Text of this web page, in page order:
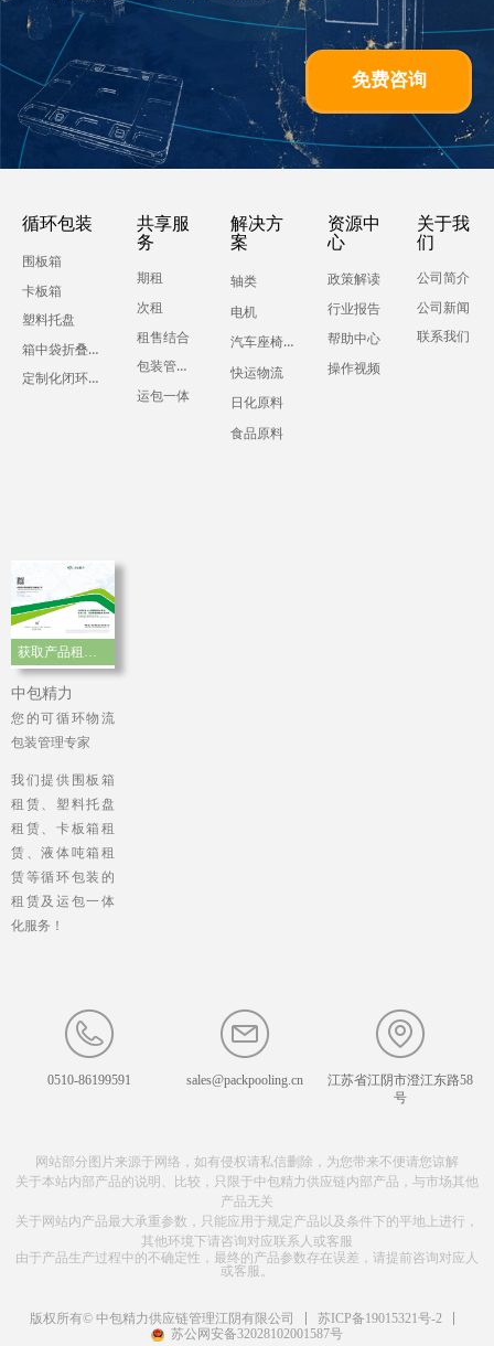
免费咨询
循环包装
围板箱
卡板箱
塑料托盘
箱中袋折叠液体吨箱
定制化闭环运输包装
共享服
务
期租
次租
租售结合
包装管理服务
运包一体
解决方
案
轴类
电机
汽车座椅零部件
快运物流
日化原料
食品原料
资源中
心
政策解读
行业报告
帮助中心
操作视频
获取产品租赁手册
中包精力
您的可循环物流
包装管理专家
我们提供围板箱
租赁、塑料托盘
租赁、卡板箱租
赁、液体吨箱租
赁等循环包装的
租赁及运包一体
化服务！
关于我
们
公司简介
公司新闻
联系我们
网站部分图片来源于网络，如有侵权请私信删除，为您带来不便请您谅解
关于本站内部产品的说明、比较，只限于中包精力供应链内部产品，与市场其他
产品无关
关于网站内产品最大承重参数，只能应用于规定产品以及条件下的平地上进行，
其他环境下请咨询对应联系人或客服
由于产品生产过程中的不确定性，最终的产品参数存在误差，请提前咨询对应人
或客服。
0510-86199591 sales@packpooling.cn
江苏省江阴市澄江东路58
号
版权所有© 中包精力供应链管理江阴有限公司
苏ICP备19015321号-2
苏公网安备32028102001587号